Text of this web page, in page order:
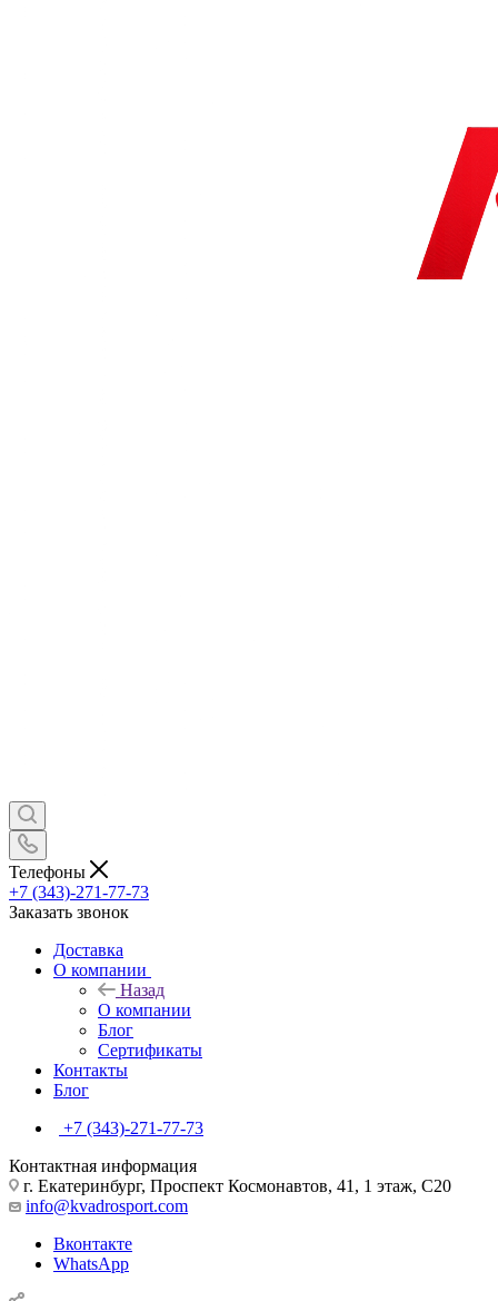
Телефоны
+7 (343)-271-77-73
Заказать звонок
Доставка
О компании
Назад
О компании
Блог
Сертификаты
Контакты
Блог
+7 (343)-271-77-73
Контактная информация
г. Екатеринбург, Проспект Космонавтов, 41, 1 этаж, С20
info@kvadrosport.com
Вконтакте
WhatsApp